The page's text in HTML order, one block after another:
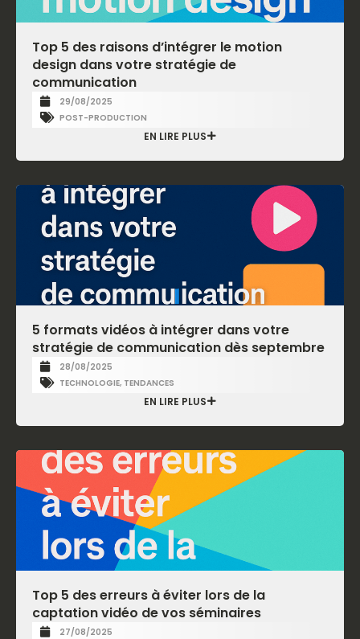
Top 5 des raisons d’intégrer le motion
design dans votre stratégie de
communication
29/08/2025
POST-PRODUCTION
EN LIRE PLUS
5 formats vidéos à intégrer dans votre
stratégie de communication dès septembre
28/08/2025
TECHNOLOGIE, TENDANCES
EN LIRE PLUS
Top 5 des erreurs à éviter lors de la
captation vidéo de vos séminaires
27/08/2025